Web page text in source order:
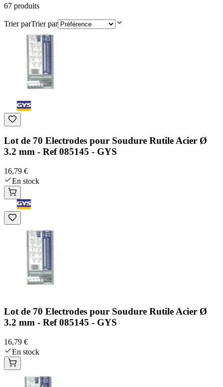
67 produits
Trier parTrier par
Lot de 70 Electrodes pour Soudure Rutile Acier Ø
3.2 mm - Ref 085145 - GYS
16,79 €
En stock
Lot de 70 Electrodes pour Soudure Rutile Acier Ø
3.2 mm - Ref 085145 - GYS
16,79 €
En stock